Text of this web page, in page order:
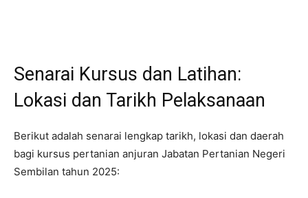
Senarai Kursus dan Latihan:
Lokasi dan Tarikh Pelaksanaan
Berikut adalah senarai lengkap tarikh, lokasi dan daerah
bagi kursus pertanian anjuran Jabatan Pertanian Negeri
Sembilan tahun 2025: